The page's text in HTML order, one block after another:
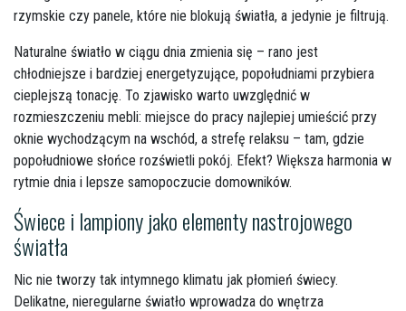
rzymskie czy panele, które nie blokują światła, a jedynie je filtrują.
Naturalne światło w ciągu dnia zmienia się – rano jest
chłodniejsze i bardziej energetyzujące, popołudniami przybiera
cieplejszą tonację. To zjawisko warto uwzględnić w
rozmieszczeniu mebli: miejsce do pracy najlepiej umieścić przy
oknie wychodzącym na wschód, a strefę relaksu – tam, gdzie
popołudniowe słońce rozświetli pokój. Efekt? Większa harmonia w
rytmie dnia i lepsze samopoczucie domowników.
Świece i lampiony jako elementy nastrojowego
światła
Nic nie tworzy tak intymnego klimatu jak płomień świecy.
Delikatne, nieregularne światło wprowadza do wnętrza